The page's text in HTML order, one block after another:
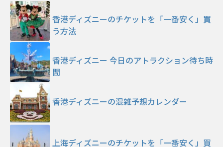
香港ディズニーのチケットを「一番安く」買
う方法
香港ディズニー 今日のアトラクション待ち時
間
香港ディズニーの混雑予想カレンダー
上海ディズニーのチケットを「一番安く」買